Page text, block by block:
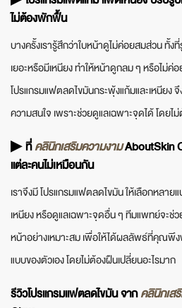
▶ โปรแกรมแฟตแก้ม แฟตเหนียง ปรับรูป
ไม่ต้องพักฟื้น
บางครั้งเรารู้สึกว่าใบหน้าดูไม่ค่อยสมส่วน ทั้ง
เยอะหรือมีเหนียง ทำให้หน้าดูกลม ๆ หรือไม่ค่
โปรแกรมแฟตลดไขมันกระพุ้งแก้มและเหนียง
ความสนใจ เพราะช่วยดูแลเฉพาะจุดได้ โดย
▶ คลินิกเสริมความงามAboutSkin
แต่ละคนไม่เหมือนกัน
เราจึงมี โปรแกรมแฟตลดไขมัน ให้เลือกหลาย
เหนียง หรือดูแลเฉพาะจุดอื่น ๆ ทีมแพทย์จะช่ว
หน้าอย่างเหมาะสม เพื่อให้ได้ผลลัพธ์ที่คุณพึง
แบบของตัวเอง โดยไม่ต้องฝืนเปลี่ยนอะไรมาก
รีวิวโปรแกรมแฟตลดไขมัน จาก คลินิกเส